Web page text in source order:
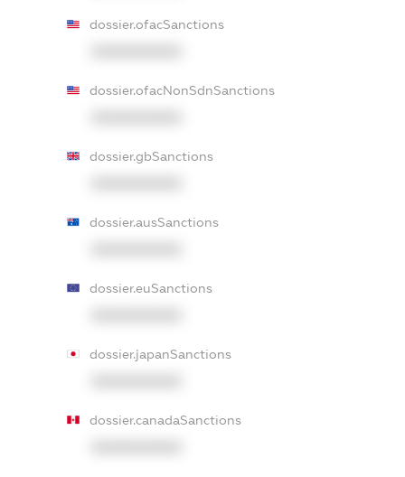
dossier.ofacSanctions
dossier.ofacNonSdnSanctions
dossier.gbSanctions
dossier.ausSanctions
dossier.euSanctions
dossier.japanSanctions
dossier.canadaSanctions